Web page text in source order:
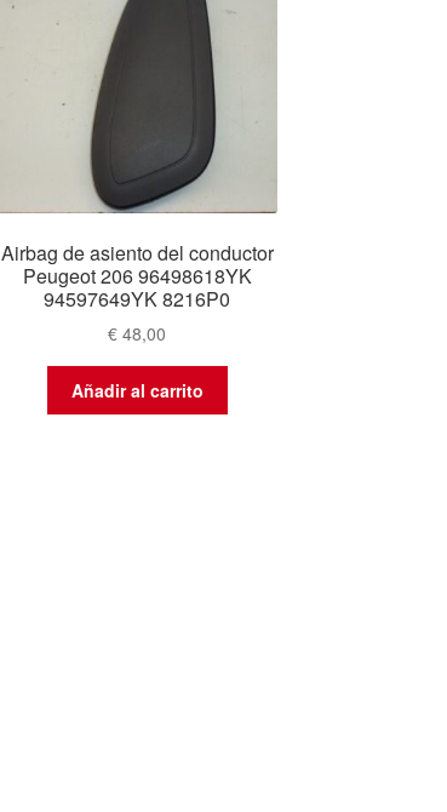
Airbag de asiento del conductor
Peugeot 206 96498618YK
94597649YK 8216P0
€ 48,00
Añadir al carrito